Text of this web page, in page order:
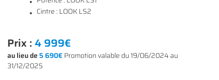
Cintre : LOOK LS2
Prix :4 999€
au lieu de 5 690€ Promotion valable du 19/06/2024 au
31/12/2025